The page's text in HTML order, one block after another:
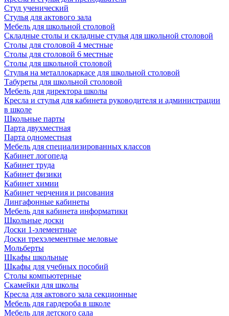
Стул ученический
Стулья для актового зала
Мебель для школьной столовой
Складные столы и складные стулья для школьной столовой
Столы для столовой 4 местные
Столы для столовой 6 местные
Столы для школьной столовой
Стулья на металлокаркасе для школьной столовой
Табуреты для школьной столовой
Мебель для директора школы
Кресла и стулья для кабинета руководителя и администрации
в школе
Школьные парты
Парта двухместная
Парта одноместная
Мебель для специализированных классов
Кабинет логопеда
Кабинет труда
Кабинет физики
Кабинет химии
Кабинет черчения и рисования
Лингафонные кабинеты
Мебель для кабинета информатики
Школьные доски
Доски 1-элементные
Доски трехэлементные меловые
Мольберты
Шкафы школьные
Шкафы для учебных пособий
Столы компьютерные
Скамейки для школы
Кресла для актового зала секционные
Мебель для гардероба в школе
Мебель для детского сада